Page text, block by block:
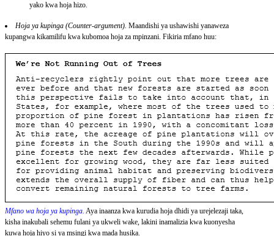
yako kwa hoja hizo.
Hoja ya kupinga (Counter-argument). Maandishi ya ushawishi yanaweza
kupangwa kikamilifu kwa kubomoa hoja za mpinzani. Fikiria mfano huu:
Mfano wa hoja ya kupinga. Aya inaanza kwa kurudia hoja dhidi ya urejelezaji taka,
kisha inakubali sehemu fulani ya ukweli wake, lakini inamalizia kwa kuonyesha
kuwa hoja hiyo si ya msingi kwa mada husika.